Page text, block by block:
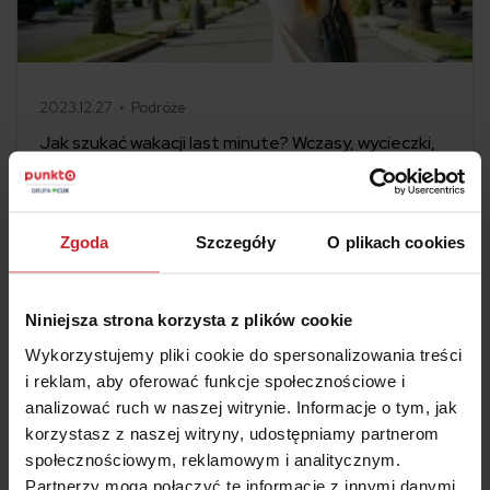
Zgoda Szczegóły O plikach cookies
Niniejsza strona korzysta z plików cookie
Wykorzystujemy pliki cookie do spersonalizowania treści
i reklam, aby oferować funkcje społecznościowe i
analizować ruch w naszej witrynie. Informacje o tym, jak
korzystasz z naszej witryny, udostępniamy partnerom
społecznościowym, reklamowym i analitycznym.
Partnerzy mogą połączyć te informacje z innymi danymi
2023.12.27 • Podróże
Jak szukać wakacji last minute? Wczasy, wycieczki,
oferty – co i gdzie można znaleźć?
To mogą być wakacje życia – spontaniczny, tygodniowy urlop,
niezapomnianych przygód. Wystarczy tylko wszystko mądrze,
Czytaj więcej